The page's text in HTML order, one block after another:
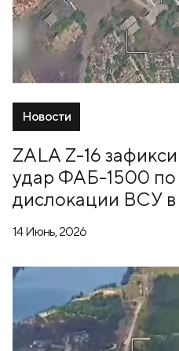
Новости
ZALA Z-16
удар ФАБ-1500 по
дислокации ВСУ
14 Июнь, 2026